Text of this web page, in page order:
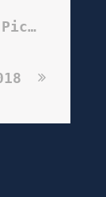
SPFW LIVE! com Leo Picon #SPFWN44 31/08/2017